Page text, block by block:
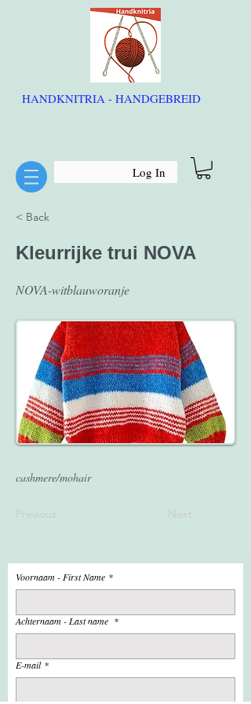
HANDKNITRIA - HANDGEBREID
Log In
< Back
Kleurrijke trui NOVA
NOVA-witblauworanje
cashmere/mohair
Previous Next
Voornaam - First Name *
Achternaam - Last name *
E-mail *